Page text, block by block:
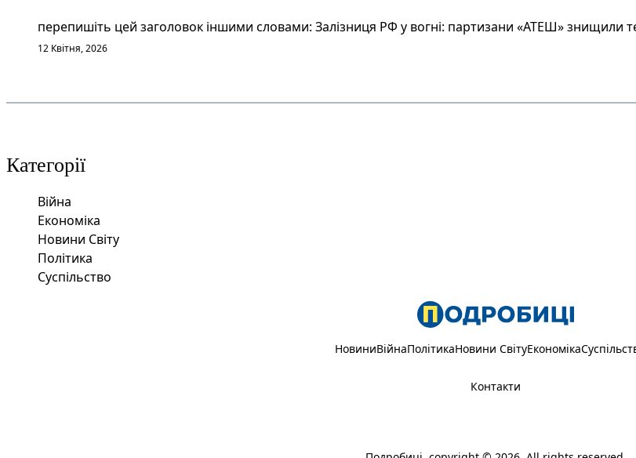
перепишіть цей заголовок іншими словами: Залізниця РФ у вогні: партизани «АТЕШ» знищили
12 Квітня, 2026
Категорії
Війна
Економіка
Новини Світу
Політика
Суспільство
НовиниВійнаПолітикаНовини СвітуЕкономіка
Контакти